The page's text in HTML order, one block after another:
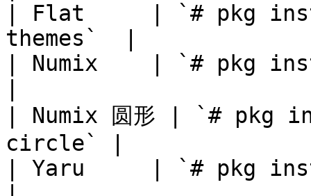
| Flat     | `# pkg
themes`  |
| Numix    | `# pkg
| Numix 圆形 | `# pkg
circle` |
| Yaru     | `# pkg